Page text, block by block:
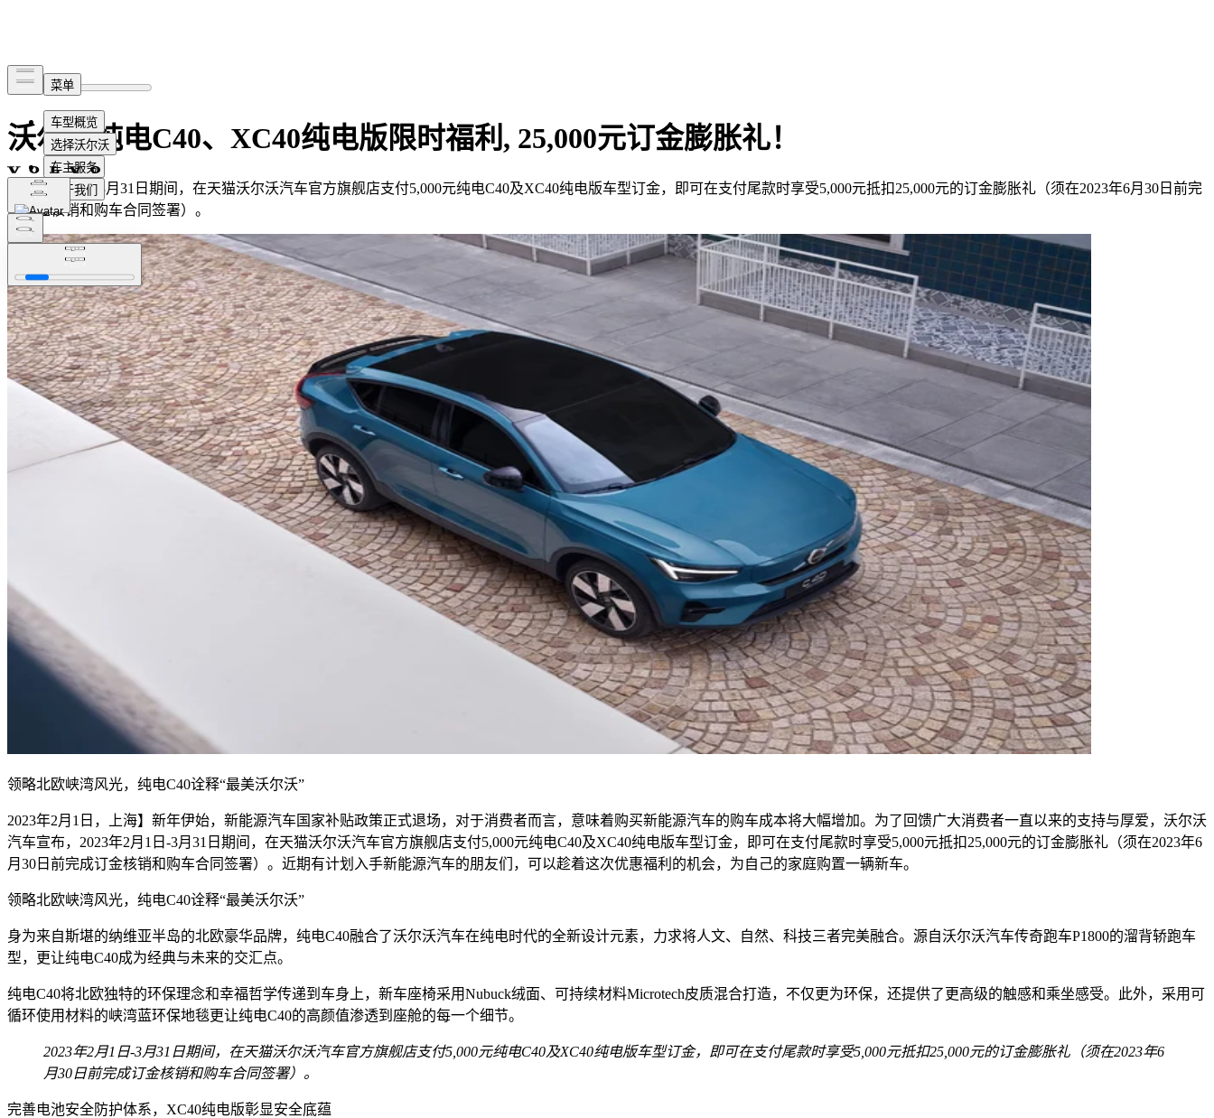
沃尔沃纯电C40、XC40纯电版限时福利, 25,000元订金膨胀礼！
2023年2月1日-3月31日期间，在天猫沃尔沃汽车官方旗舰店支付5,000元纯电C40及XC40纯电版车型订金，即可在支付尾款时享受5,000元抵扣25,000元的订金膨胀礼（须在2023年6月30日前完
成订金核销和购车合同签署）。
领略北欧峡湾风光，纯电C40诠释“最美沃尔沃”
2023年2月1日，上海】新年伊始，新能源汽车国家补贴政策正式退场，对于消费者而言，意味着购买新能源汽车的购车成本将大幅增加。为了回馈广大消费者一直以来的支持与厚爱，沃尔沃
汽车宣布，2023年2月1日-3月31日期间，在天猫沃尔沃汽车官方旗舰店支付5,000元纯电C40及XC40纯电版车型订金，即可在支付尾款时享受5,000元抵扣25,000元的订金膨胀礼（须在2023年6
月30日前完成订金核销和购车合同签署）。近期有计划入手新能源汽车的朋友们，可以趁着这次优惠福利的机会，为自己的家庭购置一辆新车。
领略北欧峡湾风光，纯电C40诠释“最美沃尔沃”
身为来自斯堪的纳维亚半岛的北欧豪华品牌，纯电C40融合了沃尔沃汽车在纯电时代的全新设计元素，力求将人文、自然、科技三者完美融合。源自沃尔沃汽车传奇跑车P1800的溜背轿跑车
型，更让纯电C40成为经典与未来的交汇点。
纯电C40将北欧独特的环保理念和幸福哲学传递到车身上，新车座椅采用Nubuck绒面、可持续材料Microtech皮质混合打造，不仅更为环保，还提供了更高级的触感和乘坐感受。此外，采用可
循环使用材料的峡湾蓝环保地毯更让纯电C40的高颜值渗透到座舱的每一个细节。
2023年2月1日-3月31日期间，在天猫沃尔沃汽车官方旗舰店支付5,000元纯电C40及XC40纯电版车型订金，即可在支付尾款时享受5,000元抵扣25,000元的订金膨胀礼（须在2023年6
月30日前完成订金核销和购车合同签署）。
完善电池安全防护体系，XC40纯电版彰显安全底蕴